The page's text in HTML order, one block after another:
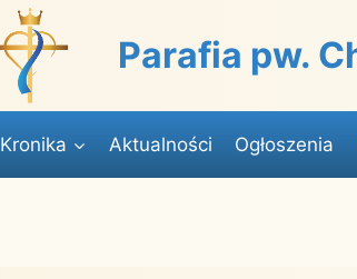
Parafia pw.
Kronika Aktualności Ogłoszenia